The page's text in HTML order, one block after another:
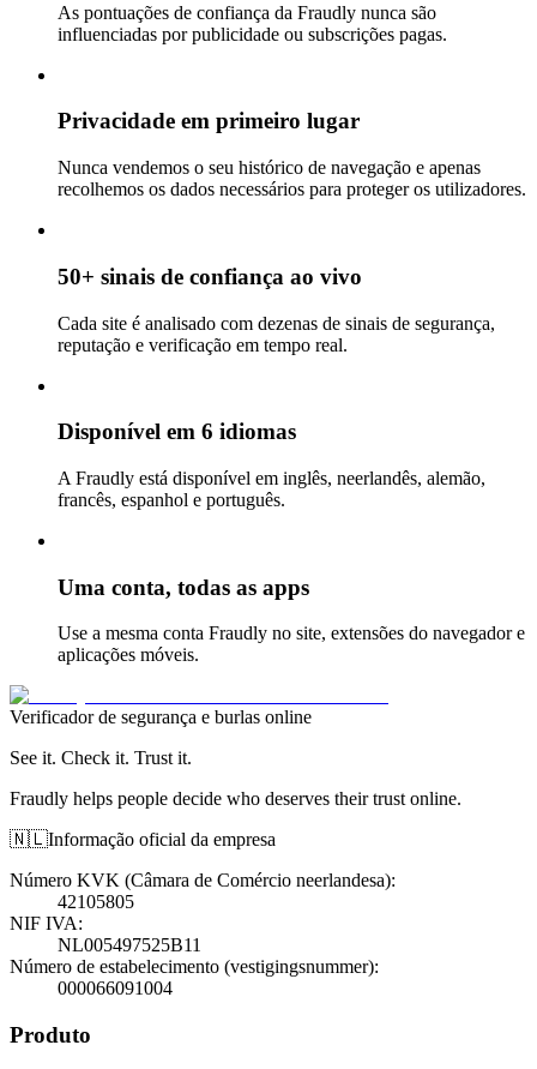
As pontuações de confiança da Fraudly nunca são
influenciadas por publicidade ou subscrições pagas.
Privacidade em primeiro lugar
Nunca vendemos o seu histórico de navegação e apenas
recolhemos os dados necessários para proteger os utilizadores.
50+ sinais de confiança ao vivo
Cada site é analisado com dezenas de sinais de segurança,
reputação e verificação em tempo real.
Disponível em 6 idiomas
A Fraudly está disponível em inglês, neerlandês, alemão,
francês, espanhol e português.
Uma conta, todas as apps
Use a mesma conta Fraudly no site, extensões do navegador e
aplicações móveis.
Verificador de segurança e burlas online
See it. Check it. Trust it.
Fraudly helps people decide who deserves their trust online.
🇳🇱Informação oficial da empresa
Número KVK (Câmara de Comércio neerlandesa):
42105805
NIF IVA:
NL005497525B11
Número de estabelecimento (vestigingsnummer):
000066091004
Produto